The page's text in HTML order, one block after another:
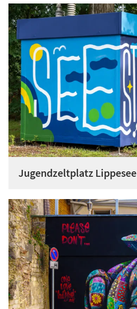
Jugendzeltplatz Lippesee